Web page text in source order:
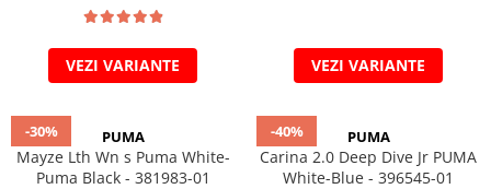
VEZI VARIANTE VEZI VARIANTE
-30% PUMA
Mayze Lth Wn s Puma White-
Puma Black - 381983-01
-40% PUMA
Carina 2.0 Deep Dive Jr PUMA
White-Blue - 396545-01